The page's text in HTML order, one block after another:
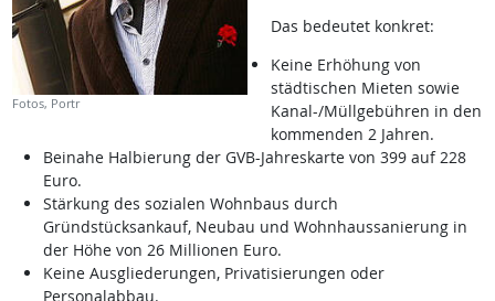
Fotos, Portr
Das bedeutet konkret:
Keine Erhöhung von
städtischen Mieten sowie
Kanal-/Müllgebühren in den
kommenden 2 Jahren.
Beinahe Halbierung der GVB-Jahreskarte von 399 auf 228
Euro.
Stärkung des sozialen Wohnbaus durch
Gründstücksankauf, Neubau und Wohnhaussanierung in
der Höhe von 26 Millionen Euro.
Keine Ausgliederungen, Privatisierungen oder
Personalabbau.